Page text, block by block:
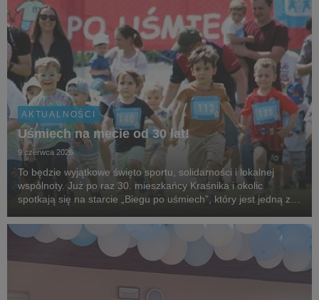
AKTUALNOŚCI
Uśmiech na mecie od 30 lat!
9 czerwca 2026
To będzie wyjątkowe święto sportu, solidarności i lokalnej
wspólnoty. Już po raz 30. mieszkańcy Kraśnika i okolic
spotkają się na starcie „Biegu po uśmiech”, który jest jedną z
biegowych w regionie, organizowanej przez...